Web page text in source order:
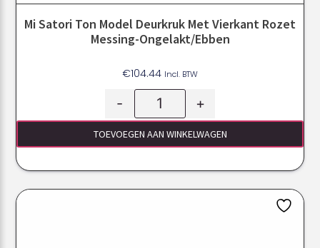
Mi Satori Ton Model Deurkruk Met Vierkant Rozet
Messing-Ongelakt/ebben
€104.44 Incl. BTW
- +
TOEVOEGEN AAN WINKELWAGEN